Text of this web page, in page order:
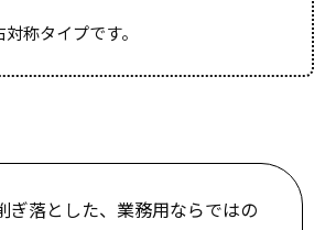
称タイプです。
ぎ落とした、業務用ならではの